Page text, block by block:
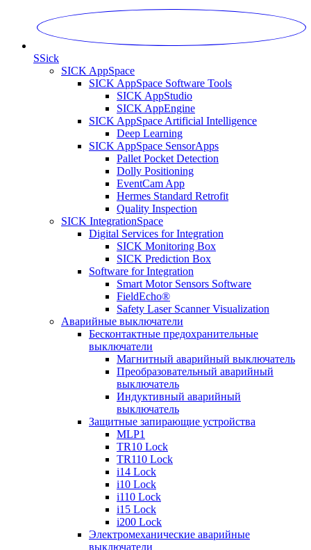
SSick
SICK AppSpace
SICK AppSpace Software Tools
SICK AppStudio
SICK AppEngine
SICK AppSpace Artificial Intelligence
Deep Learning
SICK AppSpace SensorApps
Pallet Pocket Detection
Dolly Positioning
EventCam App
Hermes Standard Retrofit
Quality Inspection
SICK IntegrationSpace
Digital Services for Integration
SICK Monitoring Box
SICK Prediction Box
Software for Integration
Smart Motor Sensors Software
FieldEcho®
Safety Laser Scanner Visualization
Аварийные выключатели
Бесконтактные предохранительные
выключатели
Магнитный аварийный выключатель
Преобразовательный аварийный
выключатель
Индуктивный аварийный
выключатель
Защитные запирающие устройства
MLP1
TR10 Lock
TR110 Lock
i14 Lock
i10 Lock
i110 Lock
i15 Lock
i200 Lock
Электромеханические аварийные
выключатели